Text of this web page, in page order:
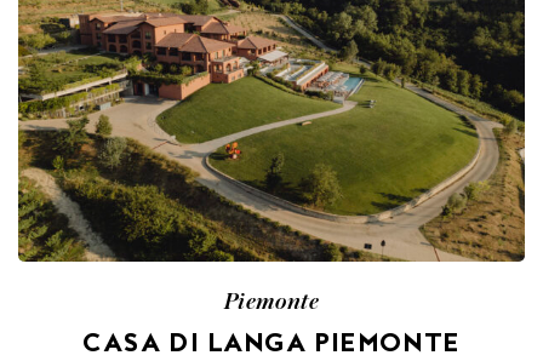
Piemonte
CASA DI LANGA PIEMONTE